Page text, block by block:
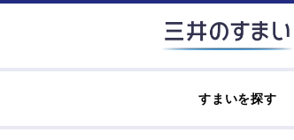
すまいを探す